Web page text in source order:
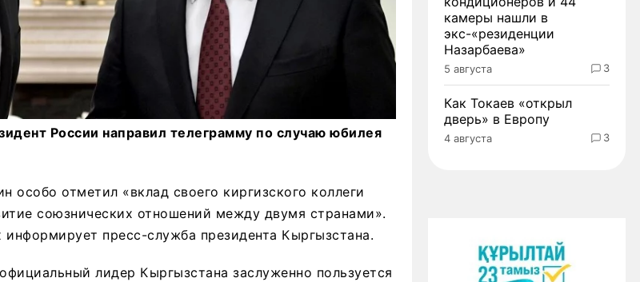
России направил телеграмму по случаю юбилея
особо отметил «вклад своего киргизского коллеги
союзнических отношений между двумя странами».
пресс-служба президента Кыргызстана.
лидер Кыргызстана заслуженно пользуется
камеры нашли в
экс-«резиденции
Назарбаева»
5 августа 3
Как Токаев «открыл
дверь» в Европу
4 августа 3